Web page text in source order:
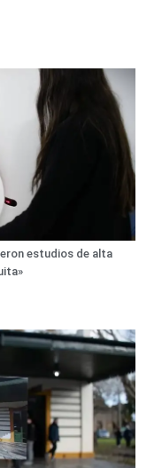
estudios de alta